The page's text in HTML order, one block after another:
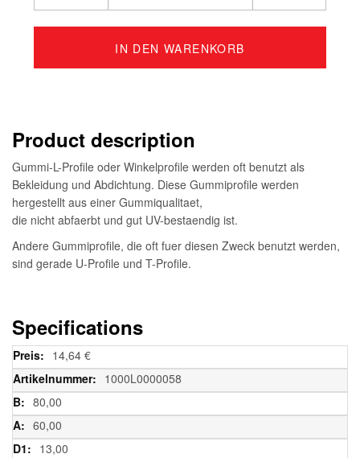
IN DEN WARENKORB
Product description
Gummi-L-Profile oder Winkelprofile werden oft benutzt als
Bekleidung und Abdichtung. Diese Gummiprofile werden
hergestellt aus einer Gummiqualitaet,
die nicht abfaerbt und gut UV-bestaendig ist.
Andere Gummiprofile, die oft fuer diesen Zweck benutzt werden,
sind gerade U-Profile und T-Profile.
Specifications
Weitere
Informationen
14,64 €
1000L0000058
80,00
60,00
13,00